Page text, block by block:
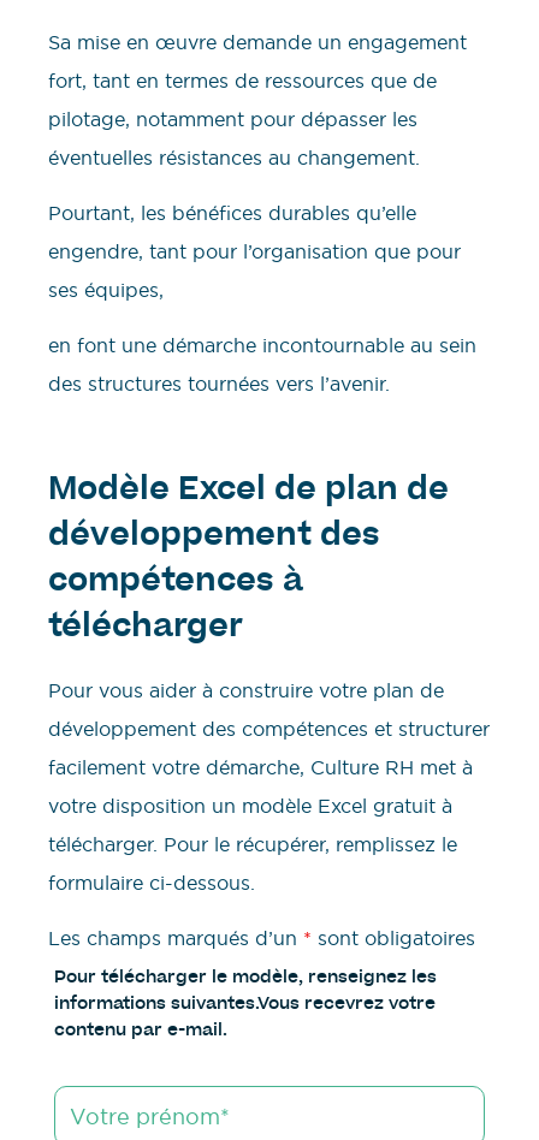
Sa mise en œuvre demande un engagement
fort, tant en termes de ressources que de
pilotage, notamment pour dépasser les
éventuelles résistances au changement.
Pourtant, les bénéfices durables qu’elle
engendre, tant pour l’organisation que pour
ses équipes,
en font une démarche incontournable au sein
des structures tournées vers l’avenir.
Modèle Excel de plan de
développement des
compétences à
télécharger
Pour vous aider à construire votre plan de
développement des compétences et structurer
facilement votre démarche, Culture RH met à
votre disposition un modèle Excel gratuit à
télécharger. Pour le récupérer, remplissez le
formulaire ci-dessous.
Les champs marqués d’un * sont obligatoires
Pour télécharger le modèle, renseignez les
informations suivantes.Vous recevrez votre
contenu par e-mail.